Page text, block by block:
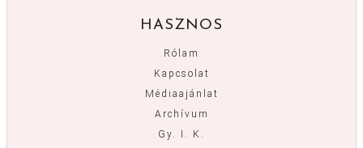
HASZNOS
Rólam
Kapcsolat
Médiaajánlat
Archívum
Gy. I. K.